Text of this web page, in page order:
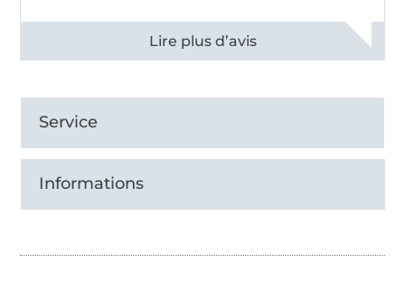
Voir tous les 11494 commentaires
Service
Informations